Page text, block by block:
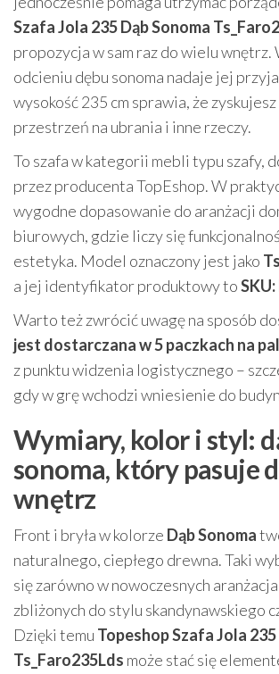
Szafa Jola 235 Dąb Sonoma
propozycja w sam raz do wielu wnętrz.
odcieniu dębu sonoma nadaje jej
wysokość 235 cm sprawia, że
przestrzeń na ubrania i inne rzeczy.
To szafa w kategorii mebli typu szafy,
przez producenta TopEshop. W
wygodne dopasowanie do aranżacji
biurowych, gdzie liczy się
estetyka. Model oznaczony jest jako
a jej identyfikator produktowy to
Warto też zwrócić uwagę na sposób
jest dostarczana w 5 paczkach na
z punktu widzenia logistycznego –
gdy w grę wchodzi wniesienie do
Wymiary, kolor i styl:
sonoma, który pasuje
wnętrz
Front i bryła w kolorze Dąb Sonoma
naturalnego, ciepłego drewna. Taki
się zarówno w nowoczesnych
zbliżonych do stylu skandynawskiego
Dzięki temu Topeshop Szafa Jola 235
Ts_Faro235Lds może stać się